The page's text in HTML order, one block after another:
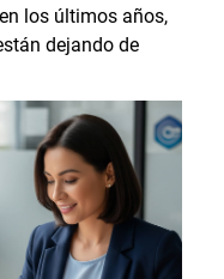
los últimos años,
dejando de